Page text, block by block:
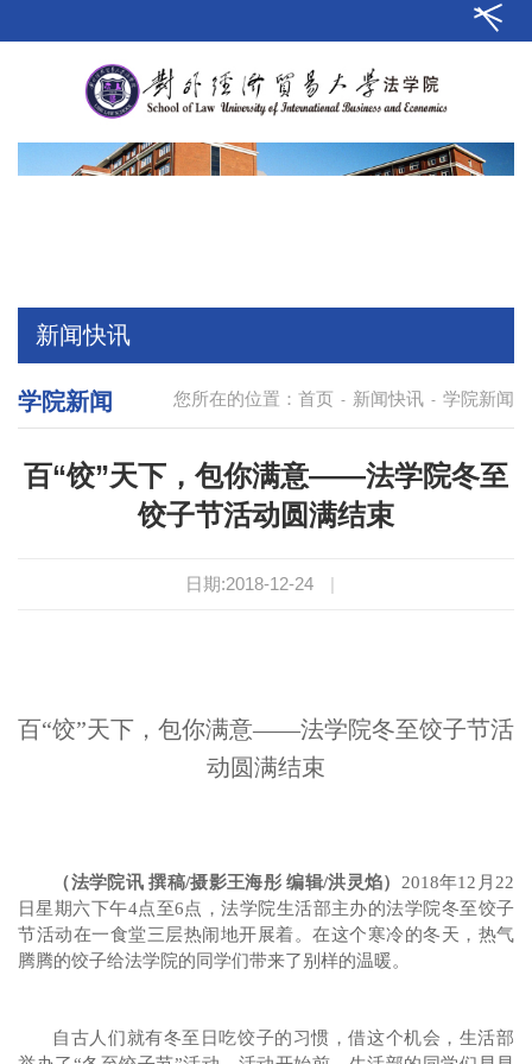
新闻快讯
您所在的位置： 首页 - 新闻快讯 - 学院新闻
学院新闻
百“饺”天下，包你满意——法学院冬至
饺子节活动圆满结束
日期:2018-12-24 |
百“饺”天下，包你满意——法学院冬至饺子节活
动圆满结束
（法学院讯 撰稿/摄影王海彤 编辑/洪灵焰） 2018年12月22
日星期六下午4点至6点，法学院生活部主办的法学院冬至饺子
节活动在一食堂三层热闹地开展着。 在这个寒冷的冬天，热气
腾腾的饺子给法学院的同学们带来了别样的温暖。
自古人们就有冬至日吃饺子的习惯，借这个机会 ，生活部